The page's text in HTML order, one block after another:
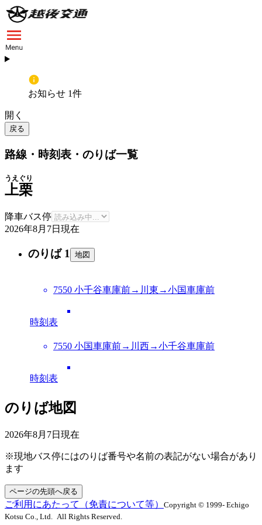
お知らせ 1件
開く
戻る
路線・時刻表・のりば一覧
上栗
うえぐり
降車バス停
2026年8月7日 現在
のりば 1 地図
7550 小千谷車庫前→川東→小国車庫前
時刻表
7550 小国車庫前→川西→小千谷車庫前
時刻表
のりば地図
2026年8月7日 現在
※現地バス停にはのりば番号や名前の表記がない場合があり
ます
ページの先頭へ戻る
ご利用にあたって（免責について等） Copyright © 1999- Echigo
Kotsu Co., Ltd. All Rights Reserved.